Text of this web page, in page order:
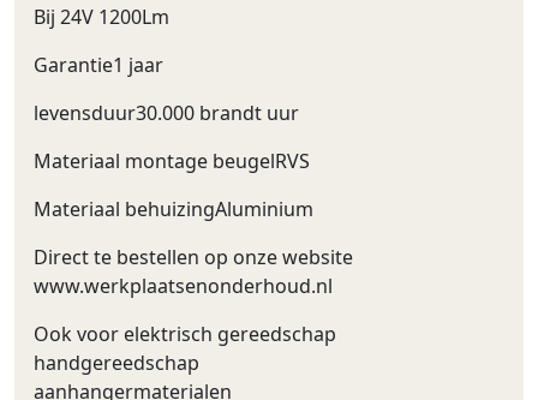
Bij 24V 1200Lm
Garantie1 jaar
levensduur30.000 brandt uur
Materiaal montage beugelRVS
Materiaal behuizingAluminium
Direct te bestellen op onze website
www.werkplaatsenonderhoud.nl
Ook voor elektrisch gereedschap
handgereedschap
aanhangermaterialen